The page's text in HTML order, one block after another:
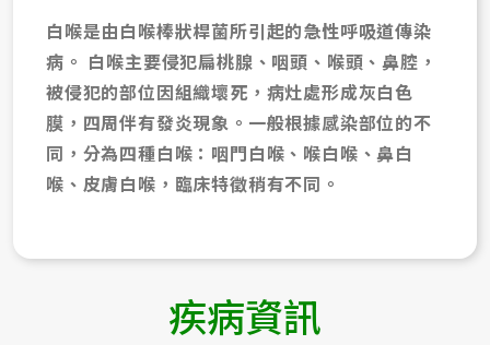
白喉是由白喉棒狀桿菌所引起的急性呼吸道傳染
病。 白喉主要侵犯扁桃腺、咽頭、喉頭、鼻腔，
被侵犯的部位因組織壞死，病灶處形成灰白色
膜，四周伴有發炎現象。一般根據感染部位的不
同，分為四種白喉：咽門白喉、喉白喉、鼻白
喉、皮膚白喉，臨床特徵稍有不同。
疾病資訊